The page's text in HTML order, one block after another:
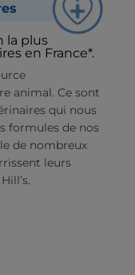
la plus
en France*.
animal. Ce sont
qui nous
formules de nos
de nombreux
leurs